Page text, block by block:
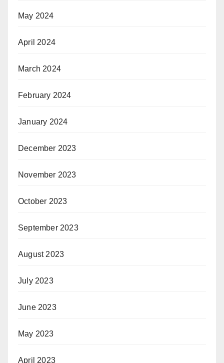
May 2024
April 2024
March 2024
February 2024
January 2024
December 2023
November 2023
October 2023
September 2023
August 2023
July 2023
June 2023
May 2023
April 2023